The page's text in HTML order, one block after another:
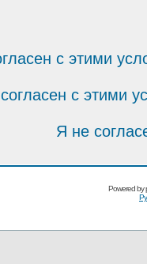
с этими
с этими
Я не
Powered by